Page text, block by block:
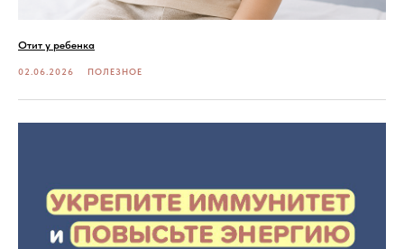
Отит у ребенка
02.06.2026 ПОЛЕЗНОЕ